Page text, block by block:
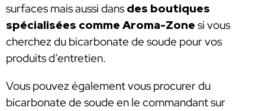
surfaces mais aussi dans des boutiques
spécialisées comme Aroma-Zone si vous
cherchez du bicarbonate de soude pour vos
produits d’entretien.
Vous pouvez également vous procurer du
bicarbonate de soude en le commandant sur